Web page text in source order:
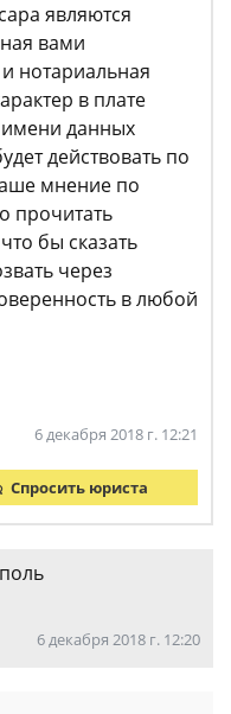
являются
вами
нотариальная
в плате
данных
действовать по
мнение по
прочитать
бы сказать
через
в любой
6 декабря 2018 г. 12:21
Спросить юриста
6 декабря 2018 г. 12:20